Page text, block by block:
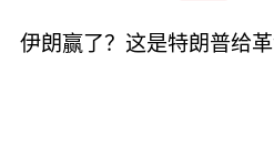
伊朗赢了？这是特朗普给